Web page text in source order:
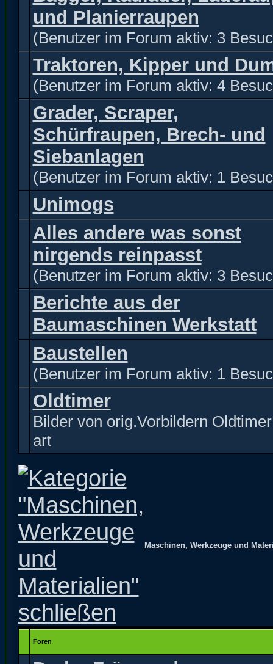
und Planierraupen
(Benutzer im Forum aktiv: 3
Traktoren, Kipper und
(Benutzer im Forum aktiv: 4
Grader, Scraper,
Schürfraupen, Brech- und
Siebanlagen
(Benutzer im Forum aktiv: 1
Unimogs
Alles andere was sonst
nirgends reinpasst
(Benutzer im Forum aktiv: 3
Berichte aus der
Baumaschinen Werkstatt
Baustellen
(Benutzer im Forum aktiv: 1
Oldtimer
Bilder von orig.Vorbildern
art
Maschinen, Werkzeuge und
Foren